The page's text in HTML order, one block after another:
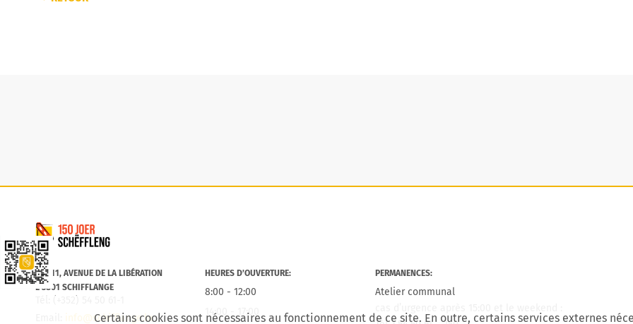
Lien vers la Schëfflenger CityApp
B.P. 11, AVENUE DE LA LIBÉRATION
L-3801 SCHIFFLANGE
info@schifflange.lu
HEURES D’OUVERTURE:
8:00 - 12:00
14:00 - 17:00
PERMANENCES:
Atelier communal
Certains cookies sont nécessaires au fonctionnement de ce site. En outre, certains services externes